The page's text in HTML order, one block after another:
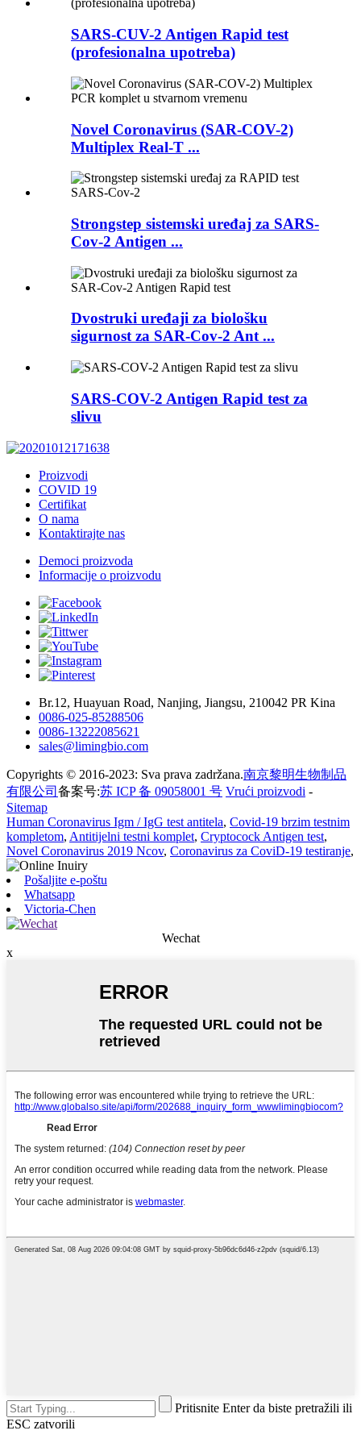
SARS-CUV-2 Antigen Rapid test
(profesionalna upotreba)
Novel Coronavirus (SAR-COV-2)
Multiplex Real-T ...
Strongstep sistemski uređaj za SARS-
Cov-2 Antigen ...
Dvostruki uređaji za biološku
sigurnost za SAR-Cov-2 Ant ...
SARS-COV-2 Antigen Rapid test za
slivu
Proizvodi
COVID 19
Certifikat
O nama
Kontaktirajte nas
Democi proizvoda
Informacije o proizvodu
Br.12, Huayuan Road, Nanjing, Jiangsu, 210042 PR Kina
0086-025-85288506
0086-13222085621
sales@limingbio.com
Copyrights © 2016-2023: Sva prava zadržana.南京黎明生物制品
有限公司 备案号:苏 ICP 备 09058001 号 Vrući proizvodi -
Sitemap
Human Coronavirus Igm / IgG test antitela, Covid-19 brzim testnim
kompletom, Antitijelni testni komplet, Cryptocock Antigen test,
Novel Coronavirus 2019 Ncov, Coronavirus za CoviD-19 testiranje,
Pošaljite e-poštu
Whatsapp
Victoria-Chen
Wechat
x
Pritisnite Enter da biste pretražili ili
ESC zatvorili